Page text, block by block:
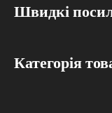
Швидкі
Категорія